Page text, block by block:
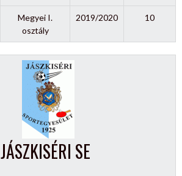
Megyei I.
osztály
2019/2020 10
JÁSZKISÉRI SE